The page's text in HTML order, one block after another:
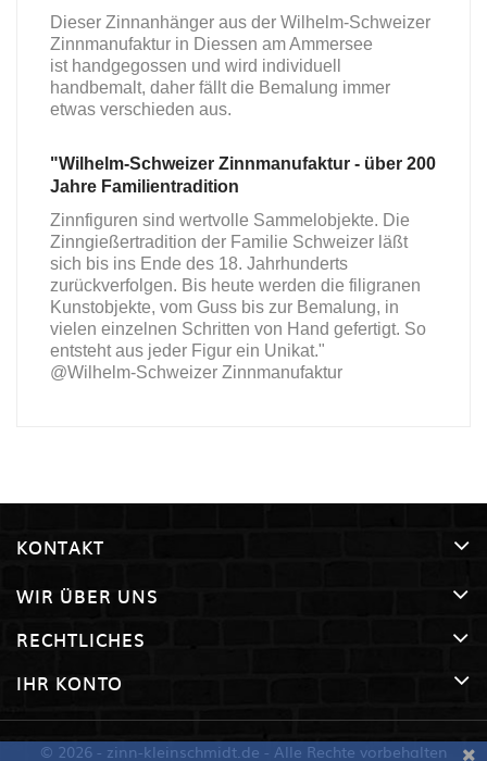
Dieser Zinnanhänger aus der Wilhelm-Schweizer
Zinnmanufaktur in Diessen am Ammersee
ist handgegossen und wird individuell
handbemalt, daher fällt die Bemalung immer
etwas verschieden aus.
"Wilhelm-Schweizer Zinnmanufaktur - über 200
Jahre Familientradition
Zinnfiguren sind wertvolle Sammelobjekte. Die
Zinngießertradition der Familie Schweizer läßt
sich bis ins Ende des 18. Jahrhunderts
zurückverfolgen. Bis heute werden die filigranen
Kunstobjekte, vom Guss bis zur Bemalung, in
vielen einzelnen Schritten von Hand gefertigt. So
entsteht aus jeder Figur ein Unikat."
@Wilhelm-Schweizer Zinnmanufaktur
KONTAKT
WIR ÜBER UNS
RECHTLICHES
IHR KONTO
© 2026 - zinn-kleinschmidt.de - Alle Rechte vorbehalten